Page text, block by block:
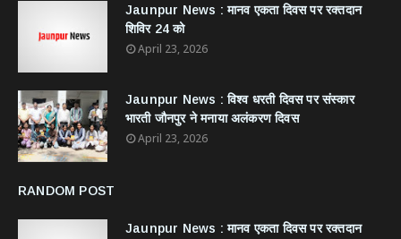
Jaunpur News : ​मानव एकता दिवस पर रक्तदान
शिविर 24 को
April 23, 2026
Jaunpur News : विश्व धरती दिवस पर संस्कार
भारती जौनपुर ने मनाया अलंकरण दिवस
April 23, 2026
RANDOM POST
Jaunpur News : ​मानव एकता दिवस पर रक्तदान